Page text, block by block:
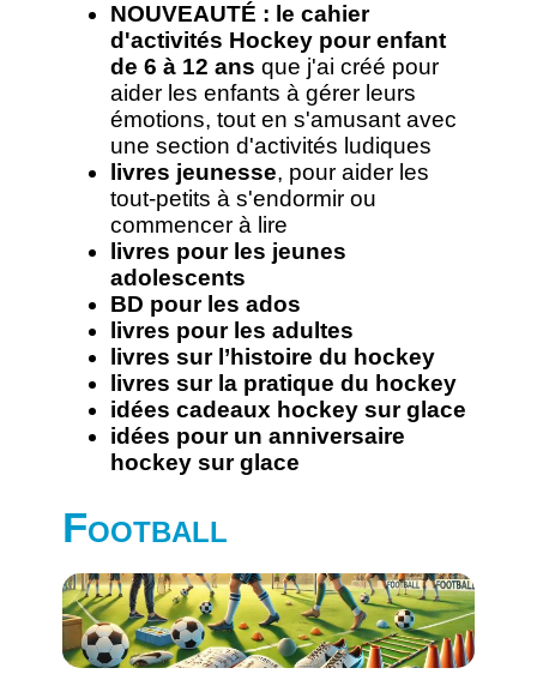
NOUVEAUTÉ : le cahier
d'activités Hockey pour enfant
de 6 à 12 ans que j'ai créé pour
aider les enfants à gérer leurs
émotions, tout en s'amusant avec
une section d'activités ludiques
livres jeunesse, pour aider les
tout-petits à s'endormir ou
commencer à lire
livres pour les jeunes
adolescents
BD pour les ados
livres pour les adultes
livres sur l’histoire du hockey
livres sur la pratique du hockey
idées cadeaux hockey sur glace
idées pour un anniversaire
hockey sur glace
Football